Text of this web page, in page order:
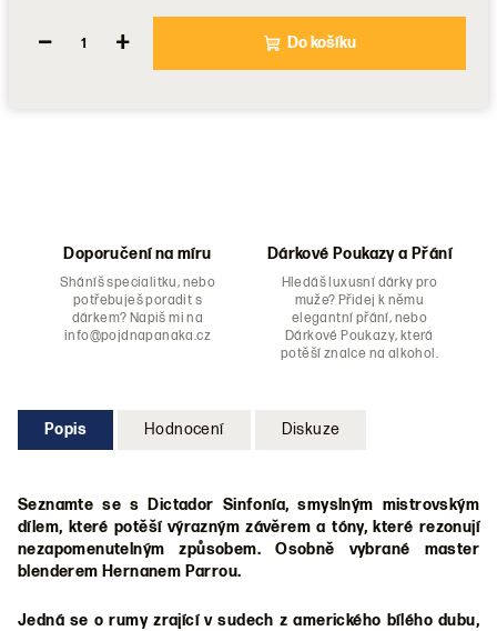
+
− Do košíku
Doporučení na míru
Sháníš specialitku, nebo
potřebuješ poradit s
dárkem? Napiš mi na
info@pojdnapanaka.cz
Dárkové Poukazy a Přání
Hledáš luxusní dárky pro
muže? Přidej k němu
elegantní přání, nebo
Dárkové Poukazy, která
potěší znalce na alkohol.
Popis Hodnocení Diskuze
Seznamte se s Dictador Sinfonía, smyslným mistrovským
dílem, které potěší výrazným závěrem a tóny, které rezonují
nezapomenutelným způsobem. Osobně vybrané master
blenderem Hernanem Parrou.
Jedná se o rumy zrající v sudech z amerického bílého dubu,